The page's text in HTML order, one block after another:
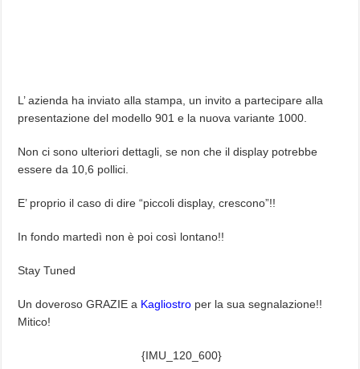
L’ azienda ha inviato alla stampa, un invito a partecipare alla
presentazione del modello 901 e la nuova variante 1000.
Non ci sono ulteriori dettagli, se non che il display potrebbe
essere da 10,6 pollici.
E’ proprio il caso di dire “piccoli display, crescono”!!
In fondo martedì non è poi così lontano!!
Stay Tuned
Un doveroso GRAZIE a Kagliostro per la sua segnalazione!!
Mitico!
{IMU_120_600}